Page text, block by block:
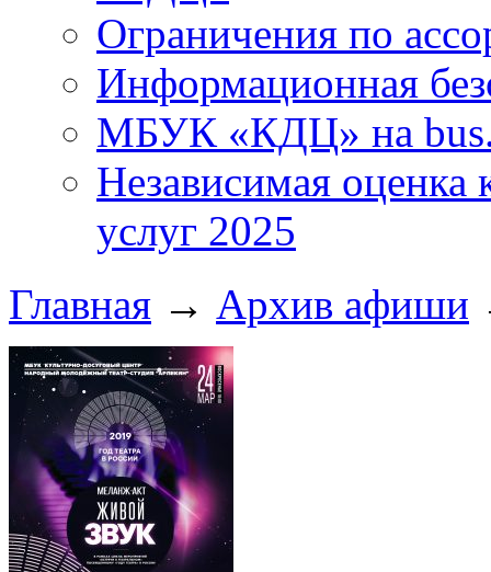
Ограничения по
Информационная
МБУК «КДЦ» на
Независимая оценка
услуг 2025
Главная → Архив афиши